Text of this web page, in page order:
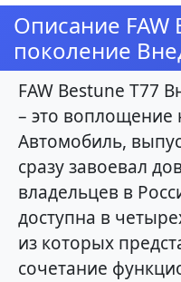
Описание FAW
поколение
FAW Bestune T77
– это воплощение
Автомобиль,
сразу завоевал
владельцев в
доступна в
из которых
сочетание